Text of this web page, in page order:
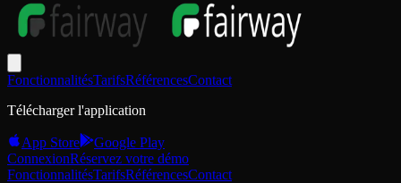
FonctionnalitésTarifsRéférencesContact
Télécharger l'application
App Store
Google Play
ConnexionRéservez votre démo
FonctionnalitésTarifsRéférencesContact